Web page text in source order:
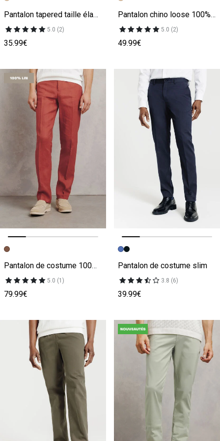
Pantalon tapered taille élastiquée
5.0 (2)
35.99€
Pantalon chino loose 100% lin
5.0 (2)
49.99€
Image précédente
Image suivante
Pantalon de costume 100% lin confort
5.0 (1)
79.99€
Image précédente
Image suivante
Pantalon de costume slim
3.8 (6)
39.99€